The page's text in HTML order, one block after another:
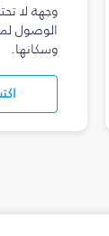
وجهة لا
الوصول
وسكانها.